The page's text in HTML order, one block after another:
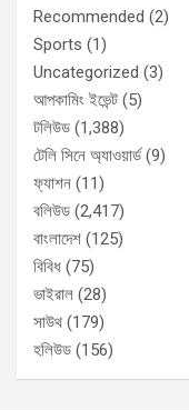
Recommended (2)
Sports (1)
Uncategorized (3)
আপকামিং ইভেন্ট (5)
টলিউড (1,388)
টেলি সিনে অ্যাওয়ার্ড(9)
ফ্যাশন (11)
বলিউড (2,417)
বাংলাদেশ (125)
বিবিধ (75)
ভাইরাল (28)
সাউথ (179)
হলিউড (156)